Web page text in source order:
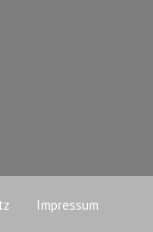
Impressum